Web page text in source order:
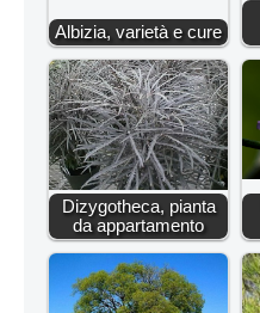
Albizia, varietà e cure
Dizygotheca, pianta
da appartamento